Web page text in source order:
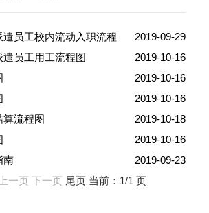
员工校内流动入职流程
2019-09-29
员工用工流程图
2019-10-16
2019-10-16
2019-10-16
算流程图
2019-10-18
2019-10-16
南
2019-09-23
一页 下一页 尾页 当前：1/1 页